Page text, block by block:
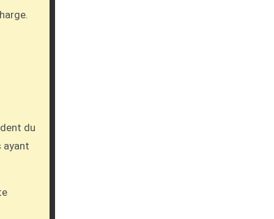
du
ayant